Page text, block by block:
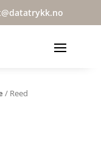
/ Reed